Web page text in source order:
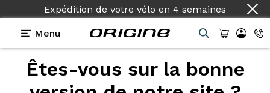
Expédition de votre vélo en 4 semaines
Menu
Êtes-vous sur la bonne
Présentation